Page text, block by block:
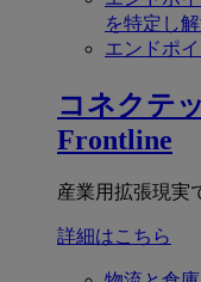
を特定し
エンドポ
コネクテ
Frontline
産業用拡張現実
詳細はこちら